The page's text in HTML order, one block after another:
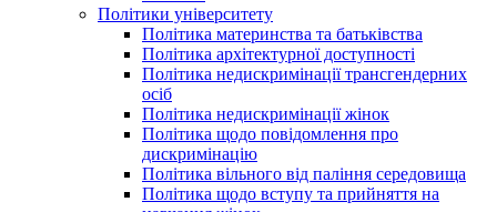
Політики університету
Політика материнства та батьківства
Політика архітектурної доступності
Політика недискримінації трансгендерних
осіб
Політика недискримінації жінок
Політика щодо повідомлення про
дискримінацію
Політика вільного від паління середовища
Політика щодо вступу та прийняття на